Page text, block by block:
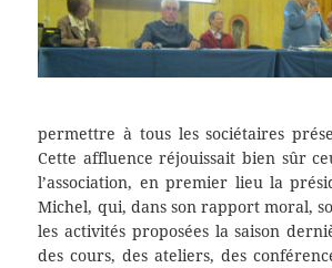
permettre à tous les sociétaires
Cette affluence réjouissait bien sûr
l’association, en premier lieu la
Michel, qui, dans son rapport moral,
les activités proposées la saison
des cours, des ateliers, des